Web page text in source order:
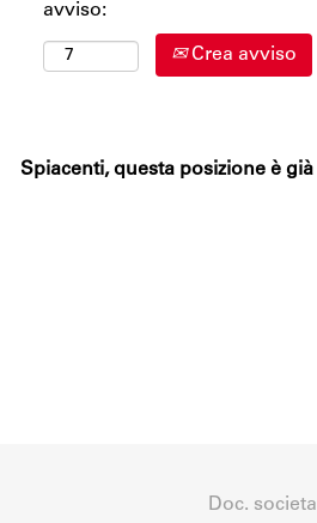
avviso:
Crea avviso
Spiacenti, questa posizione è
Doc.